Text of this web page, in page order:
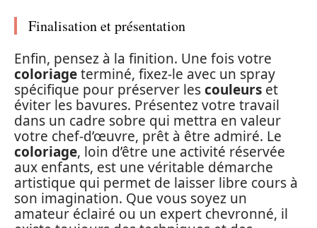
Finalisation et présentation
Enfin, pensez à la finition. Une fois votre
coloriageterminé, fixez-le avec un spray
spécifique pour préserver lescouleurs et
éviter les bavures. Présentez votre travail
dans un cadre sobre qui mettra en valeur
votre chef-d’œuvre, prêt à être admiré. Le
coloriage, loin d’être une activité réservée
aux enfants, est une véritable démarche
artistique qui permet de laisser libre cours à
son imagination. Que vous soyez un
amateur éclairé ou un expert chevronné, il